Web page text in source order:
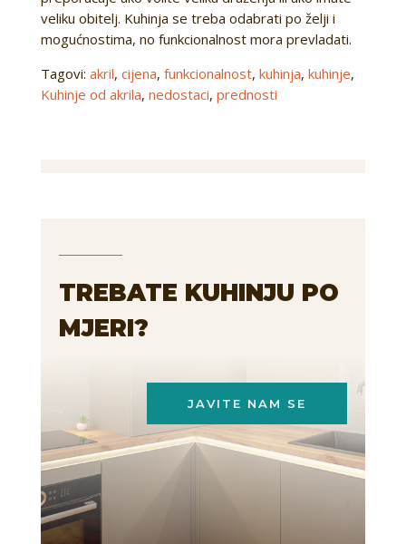
veliku obitelj. Kuhinja se treba odabrati po želji i
mogućnostima, no funkcionalnost mora prevladati.
Tagovi: akril, cijena, funkcionalnost, kuhinja, kuhinje,
Kuhinje od akrila, nedostaci, prednosti
TREBATE KUHINJU PO
MJERI?
JAVITE NAM SE